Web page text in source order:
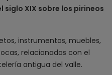
siglo XIX sobre los pirineos
instrumentos, muebles,
relacionados con el
antigua del valle.